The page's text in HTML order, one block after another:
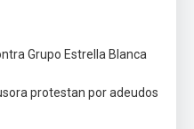
Grupo Estrella Blanca
protestan por adeudos